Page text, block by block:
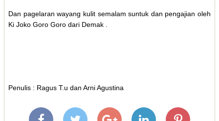
Dan pagelaran wayang kulit semalam suntuk dan pengajian oleh
Ki Joko Goro Goro dari Demak .
Penulis : Ragus T.u dan Arni Agustina